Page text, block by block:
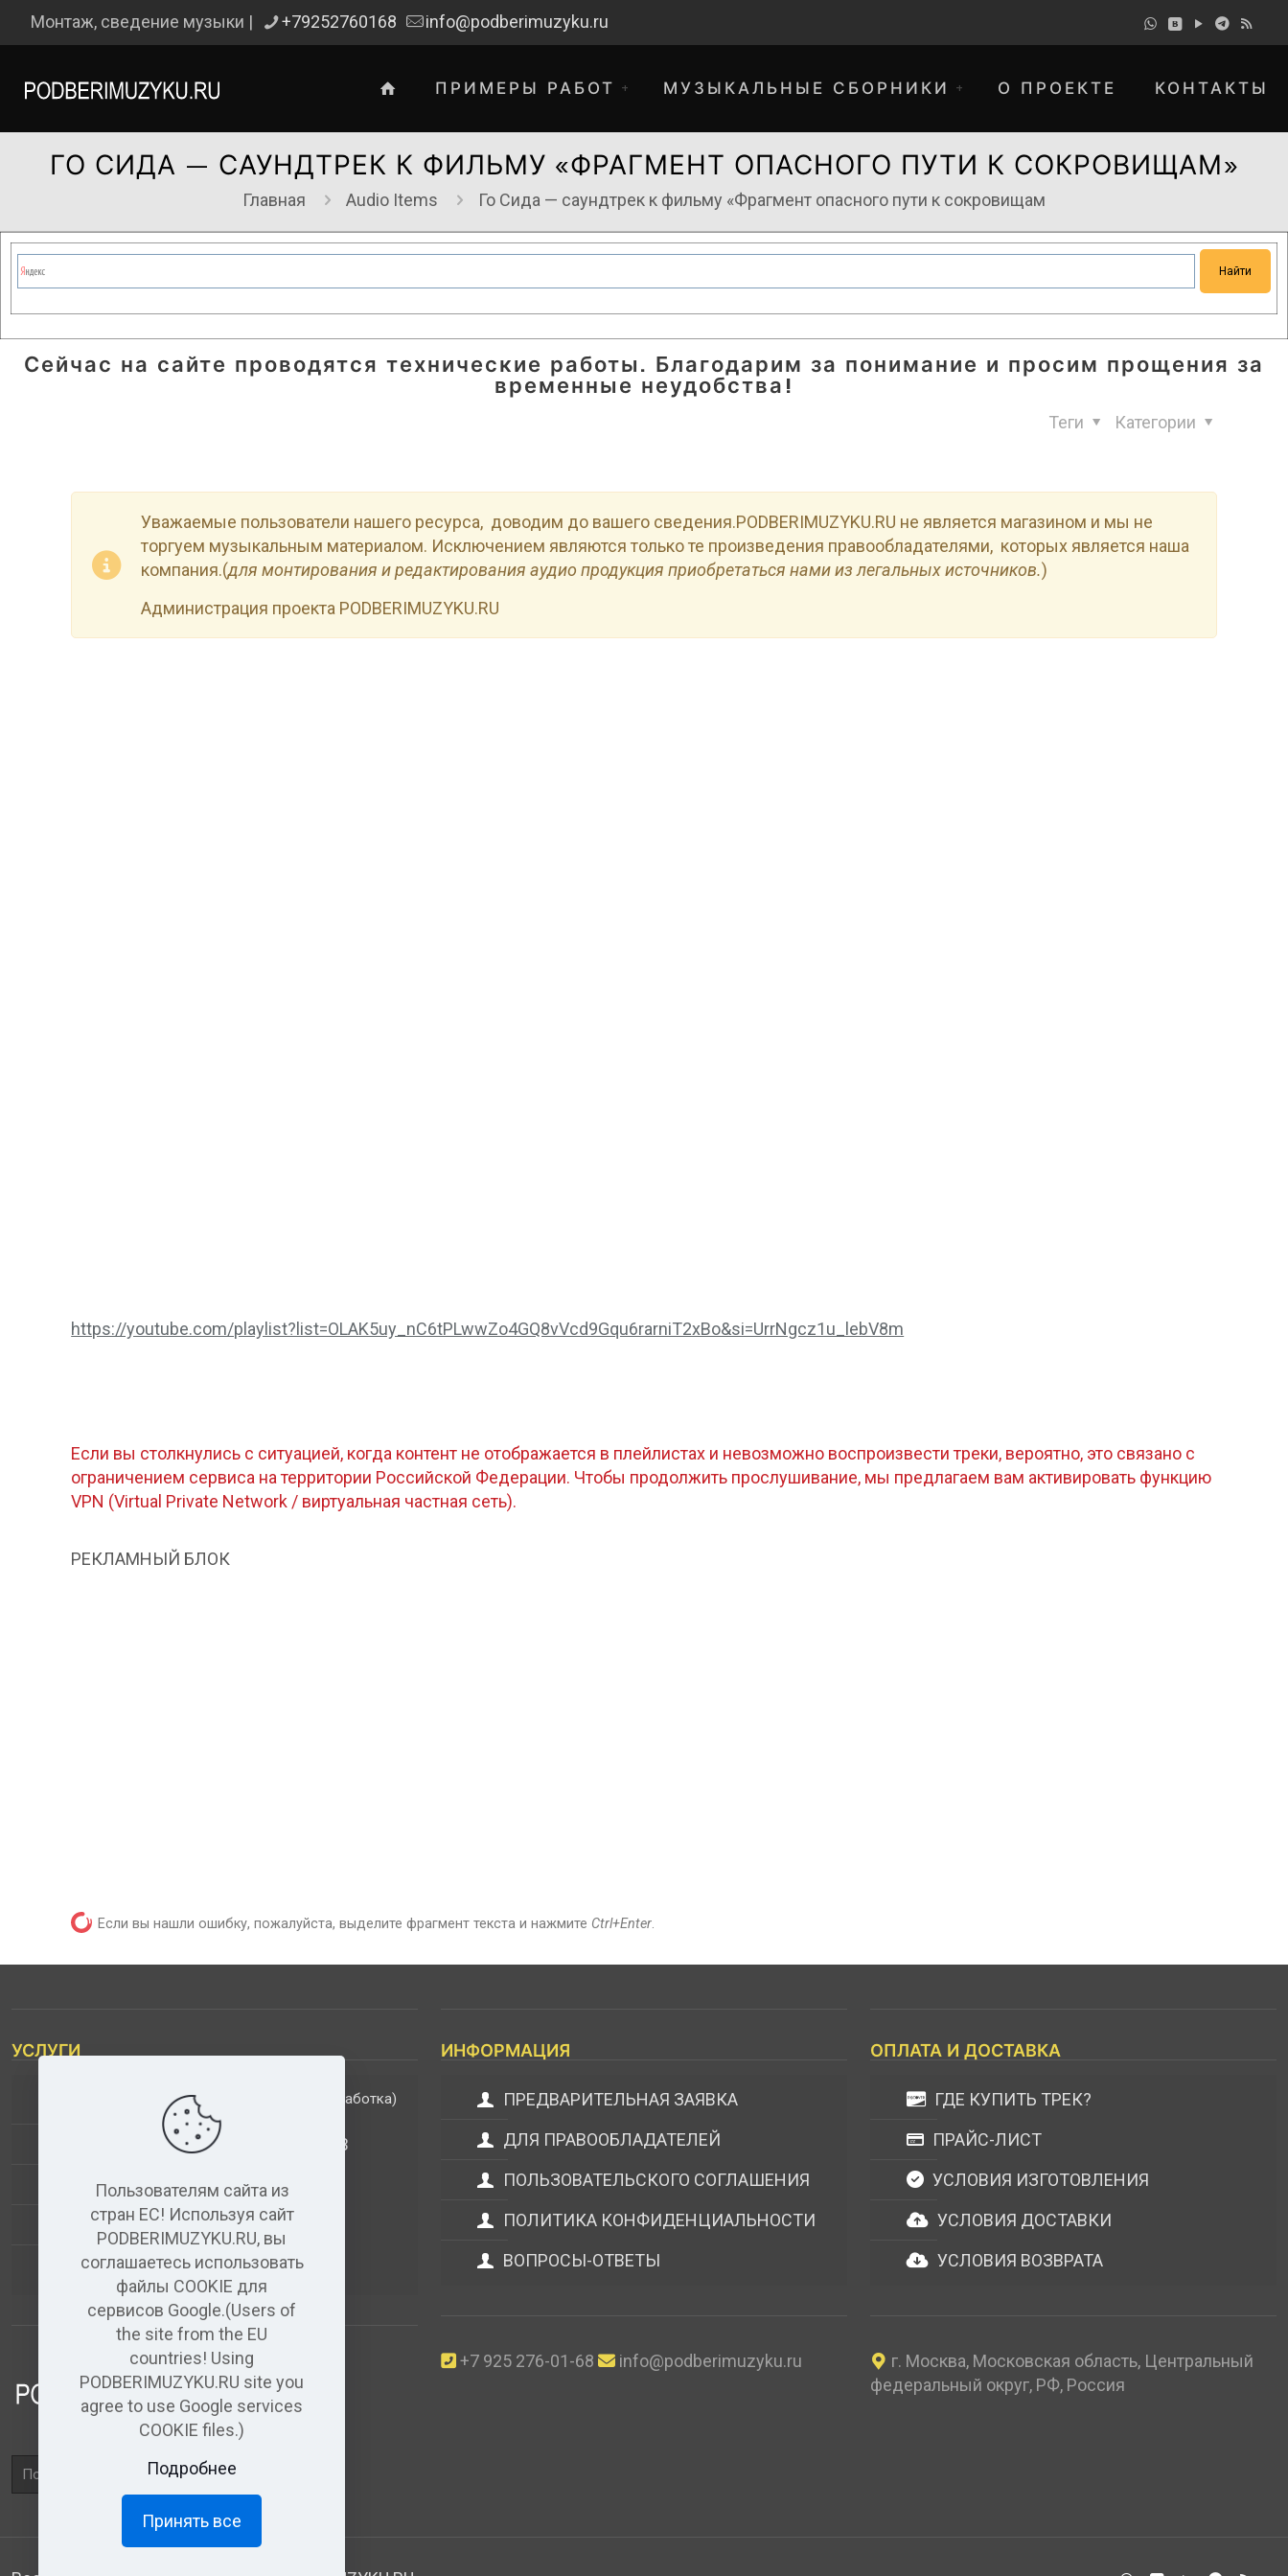
Монтаж, сведение музыки | +79252760168 info@podberimuzyku.ru
ПРИМЕРЫ РАБОТ МУЗЫКАЛЬНЫЕ СБОРНИКИ О ПРОЕКТЕ КОНТАКТЫ
ГО СИДА — САУНДТРЕК К ФИЛЬМУ «ФРАГМЕНТ ОПАСНОГО ПУТИ К СОКРОВИЩАМ»
Главная Audio Items Го Сида — саундтрек к фильму «Фрагмент опасного пути к сокровищам
Сейчас на сайте проводятся технические работы. Благодарим за понимание и просим прощения за
временные неудобства!
Категории
Теги
Уважаемые пользователи нашего ресурса, доводим до вашего сведения.PODBERIMUZYKU.RU не является магазином и мы не
торгуем музыкальным материалом. Исключением являются только те произведения правообладателями, которых является наша
компания.(для монтирования и редактирования аудио продукция приобретаться нами из легальных источников.)
Администрация проекта PODBERIMUZYKU.RU
https://youtube.com/playlist?list=OLAK5uy_nC6tPLwwZo4GQ8vVcd9Gqu6rarniT2xBo&si=UrrNgcz1u_lebV8m
Если вы столкнулись с ситуацией, когда контент не отображается в плейлистах и невозможно воспроизвести треки, вероятно, это связано с
ограничением сервиса на территории Российской Федерации. Чтобы продолжить прослушивание, мы предлагаем вам активировать функцию
VPN (Virtual Private Network / виртуальная частная сеть).
РЕКЛАМНЫЙ БЛОК
Если вы нашли ошибку, пожалуйста, выделите фрагмент текста и нажмите Ctrl+Enter.
УСЛУГИ
ДОПОЛНИТЕЛЬНЫЕ УСЛУГИ (обработка)
АНАЛИЗ МУЗЫКАЛЬНЫХ ТРЕКОВ
ВИДЕО+АУДИО
УСЛУГИ ЗВУКОЗАПИСИ
АУДИО РЕДАКТОР(бесплатный)
Поле
поиска
ИНФОРМАЦИЯ
ПРЕДВАРИТЕЛЬНАЯ ЗАЯВКА
ДЛЯ ПРАВООБЛАДАТЕЛЕЙ
ПОЛЬЗОВАТЕЛЬСКОГО СОГЛАШЕНИЯ
ПОЛИТИКА КОНФИДЕНЦИАЛЬНОСТИ
ВОПРОСЫ-ОТВЕТЫ
+7 925 276-01-68 info@podberimuzyku.ru
ОПЛАТА И ДОСТАВКА
ГДЕ КУПИТЬ ТРЕК?
ПРАЙС-ЛИСТ
УСЛОВИЯ ИЗГОТОВЛЕНИЯ
УСЛОВИЯ ДОСТАВКИ
УСЛОВИЯ ВОЗВРАТА
г. Москва, Московская область, Центральный
федеральный округ, РФ, Россия
Пользователям сайта из
стран ЕС! Используя сайт
PODBERIMUZYKU.RU, вы
соглашаетесь использовать
файлы COOKIE для
сервисов Google.(Users of
the site from the EU
countries! Using
PODBERIMUZYKU.RU site you
agree to use Google services
COOKIE files.)
Подробнее
Принять все